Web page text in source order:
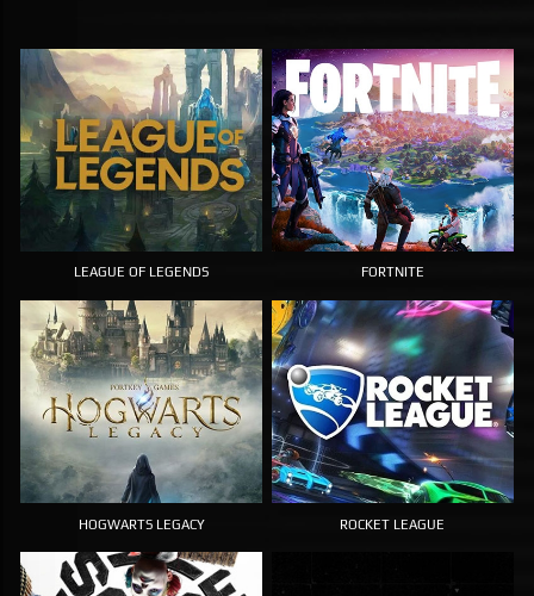
LEAGUE OF LEGENDS FORTNITE
HOGWARTS LEGACY ROCKET LEAGUE